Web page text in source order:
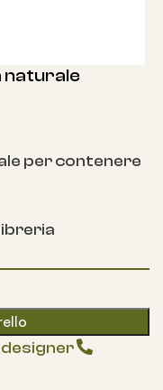
naturale
per contenere
designer